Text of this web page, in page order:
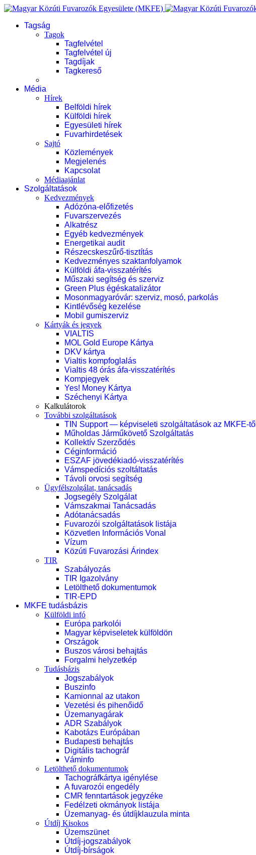
Tagság
Tagok
Tagfelvétel
Tagfelvétel új
Tagdíjak
Tagkereső
Média
Hírek
Belföldi hírek
Külföldi hírek
Egyesületi hírek
Fuvarhirdetések
Sajtó
Közlemények
Megjelenés
Kapcsolat
Médiaajánlat
Szolgáltatások
Kedvezmények
Adózóna-előfizetés
Fuvarszervezés
Alkatrész
Egyéb kedvezmények
Energetikai audit
Részecskeszűrő-tisztítás
Kedvezményes szaktanfolyamok
Külföldi áfa-visszatérítés
Műszaki segítség és szerviz
Green Plus égéskatalizátor
Mosonmagyaróvár: szerviz, mosó, parkolás
Kintlévőség kezelése
Mobil gumiszerviz
Kártyák és jegyek
VIALTIS
MOL Gold Europe Kártya
DKV kártya
Vialtis kompfoglalás
Vialtis 48 órás áfa-visszatérítés
Kompjegyek
Yes! Money Kártya
Széchenyi Kártya
Kalkulátorok
További szolgáltatások
TIN Support — képviseleti szolgáltatások az MKFE-től
Műholdas Járműkövető Szolgáltatás
Kollektív Szerződés
Céginformáció
ESZAF jövedékiadó-visszatérítés
Vámspedíciós szoltáltatás
Távoli orvosi segítség
Ügyfélszolgálat, tanácsadás
Jogsegély Szolgálat
Vámszakmai Tanácsadás
Adótanácsadás
Fuvarozói szolgáltatások listája
Közvetlen Információs Vonal
Vízum
Közúti Fuvarozási Árindex
TIR
Szabályozás
TIR Igazolvány
Letölthető dokumentumok
TIR-EPD
MKFE tudásbázis
Külföldi infó
Európa parkolói
Magyar képviseletek külföldön
Országok
Buszos városi behajtás
Forgalmi helyzetkép
Tudásbázis
Jogszabályok
Buszinfo
Kamionnal az utakon
Vezetési és pihenőidő
Üzemanyagárak
ADR Szabályok
Kabotázs Európában
Budapesti behajtás
Digitális tachográf
Váminfo
Letölthető dokumentumok
Tachográfkártya igénylése
A fuvarozói engedély
CMR fenntartások jegyzéke
Fedélzeti okmányok listája
Üzemanyag- és útdíjklauzula minta
Útdíj Kisokos
Üzemszünet
Útdíj-jogszabályok
Útdíj-bírságok